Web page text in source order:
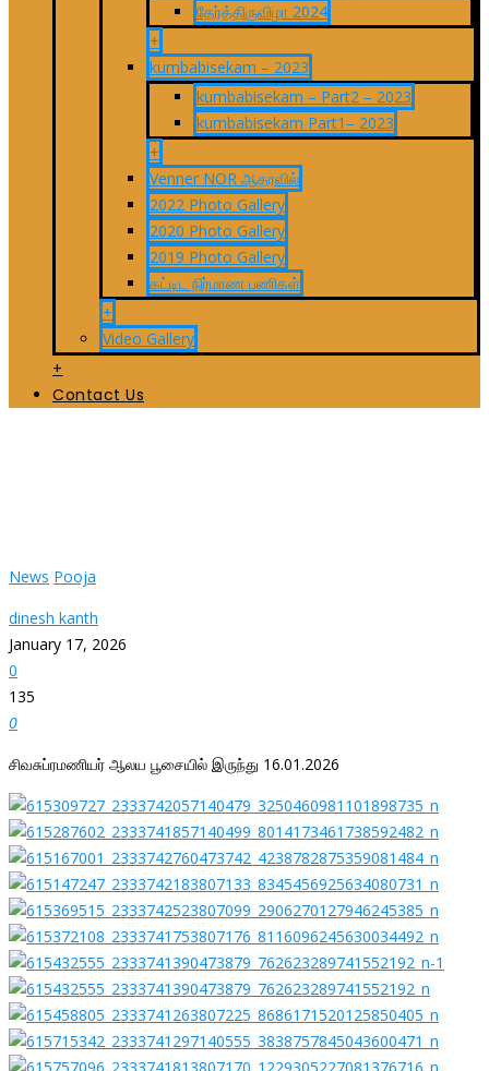
தேர்த்திருவிழா 2024
+
kumbabisekam – 2023
kumbabisekam – Part2 – 2023
kumbabisekam Part1– 2023
+
Venner NOR ஆதரவில்
2022 Photo Gallery
2020 Photo Gallery
2019 Photo Gallery
கட்டிட நிர்மாண பணிகள்
+
Video Gallery
+
Contact Us
News Pooja
dinesh kanth
January 17, 2026
0
135
0
சிவசுப்ரமணியர் ஆலய பூசையில் இருந்து 16.01.2026